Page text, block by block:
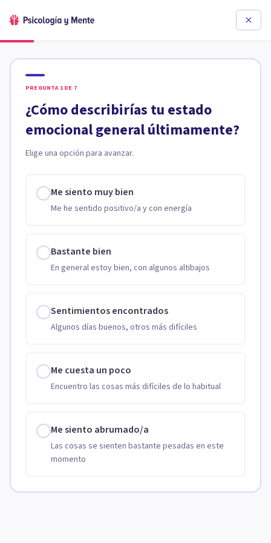
PREGUNTA 1 DE 7
¿Cómo describirías tu estado
emocional general últimamente?
Elige una opción para avanzar.
Me siento muy bien
Me he sentido positivo/a y con energía
Bastante bien
En general estoy bien, con algunos altibajos
Sentimientos encontrados
Algunos días buenos, otros más difíciles
Me cuesta un poco
Encuentro las cosas más difíciles de lo habitual
Me siento abrumado/a
Las cosas se sienten bastante pesadas en este
momento